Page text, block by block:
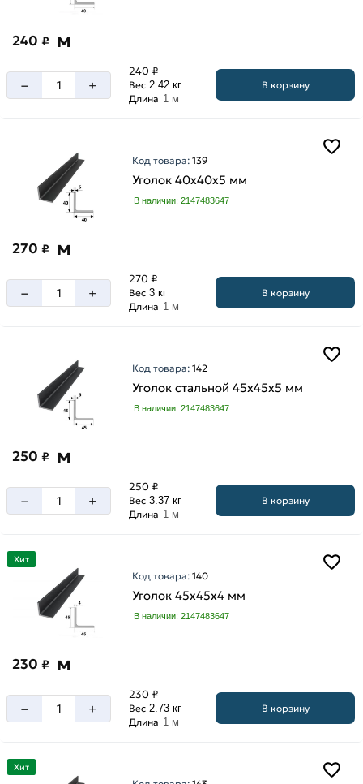
240 ₽ м
– +
240 ₽
Вес 2.42 кг
Длина 1 м
В корзину
Код товара:139
Уголок 40х40х5 мм
В наличии: 2147483647
270 ₽ м
– +
270 ₽
Вес 3 кг
Длина 1 м
В корзину
Код товара:142
Уголок стальной 45х45х5 мм
В наличии: 2147483647
250 ₽ м
– +
250 ₽
Вес 3.37 кг
Длина 1 м
В корзину
Хит
Код товара:140
Уголок 45х45х4 мм
В наличии: 2147483647
230 ₽ м
– +
230 ₽
Вес 2.73 кг
Длина 1 м
В корзину
Хит